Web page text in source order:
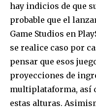
hay indicios de que
probable que el
Game Studios en
se realice caso por
pensar que esos
proyecciones de
multiplataforma, así
estas alturas.